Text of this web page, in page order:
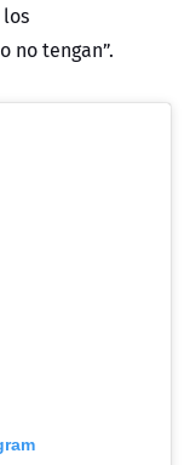
no tengan”.